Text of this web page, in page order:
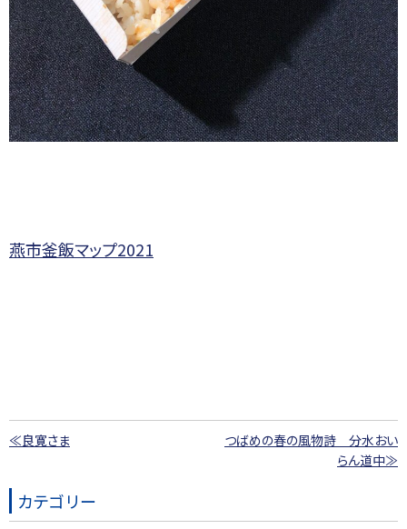
燕市釜飯マップ2021
≪良寛さま
つばめの春の風物詩 分水おい
らん道中≫
カテゴリー